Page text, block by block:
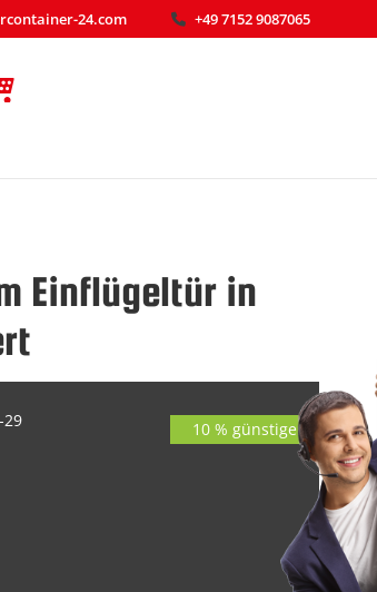
24.com +49 7152 9087065
Einflügeltür in
29 10 % günstiger